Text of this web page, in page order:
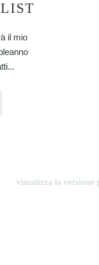
il mio
visualizza la versione